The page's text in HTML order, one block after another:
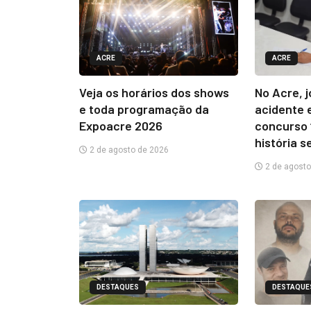
ACRE
Veja os horários dos shows
e toda programação da
Expoacre 2026
2 de agosto de 2026
ACRE
No Acre,
acidente
concurso
história
2 de
DESTAQUES